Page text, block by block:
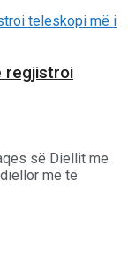
regjistroi
së Diellit me
më të